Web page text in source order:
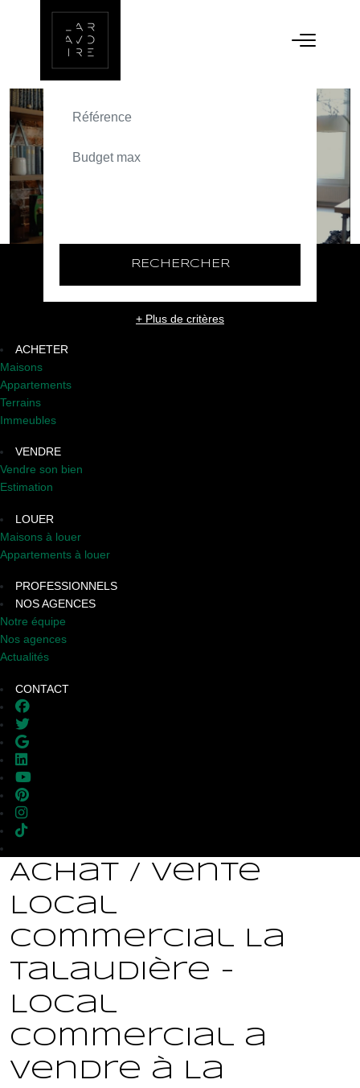
ACHETER
TEXT_SEARCH_SELECTIONNEZ
RECHERCHER
+ Plus de critères
ACHETER
Maisons
Appartements
Terrains
Immeubles
VENDRE
Vendre son bien
Estimation
LOUER
Maisons à louer
Appartements à louer
PROFESSIONNELS
NOS AGENCES
Notre équipe
Nos agences
Actualités
CONTACT
Achat / Vente
Local
commercial La
Talaudière -
Local
commercial a
vendre à La